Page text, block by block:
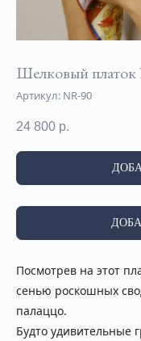
Шелковый платок
Артикул: NR-90
24 800 р.
Посмотрев на этот
сенью роскошных
палаццо.
Будто удивительные